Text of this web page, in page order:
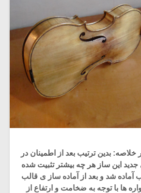
بدین ترتیب بعد از اطمینان در
این ساز هر چه بیشتر تثبیت شده
آماده شد و بعد از آماده ساز ی قالب
ها با توجه به ضخامت و ارتفاع از